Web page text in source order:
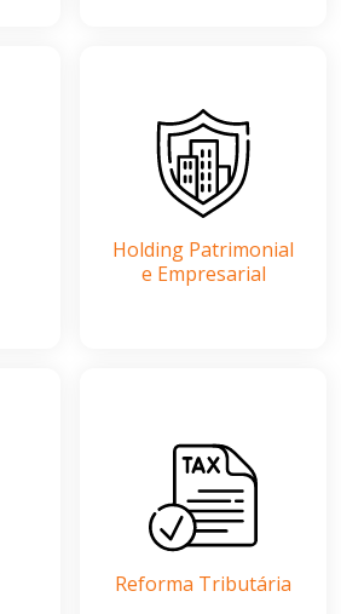
Holding Patrimonial
e Empresarial
Reforma Tributária